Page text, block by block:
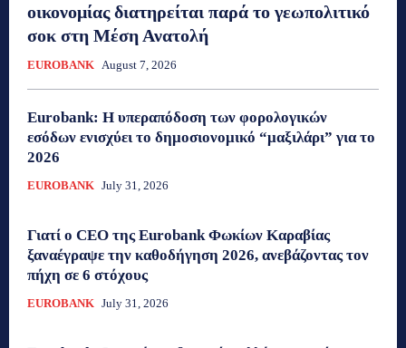
οικονομίας διατηρείται παρά το γεωπολιτικό
σοκ στη Μέση Ανατολή
EUROBANK August 7, 2026
Eurobank: Η υπεραπόδοση των φορολογικών
εσόδων ενισχύει το δημοσιονομικό “μαξιλάρι” για το
2026
EUROBANK July 31, 2026
Γιατί ο CEO της Eurobank Φωκίων Καραβίας
ξαναέγραψε την καθοδήγηση 2026, ανεβάζοντας τον
πήχη σε 6 στόχους
EUROBANK July 31, 2026